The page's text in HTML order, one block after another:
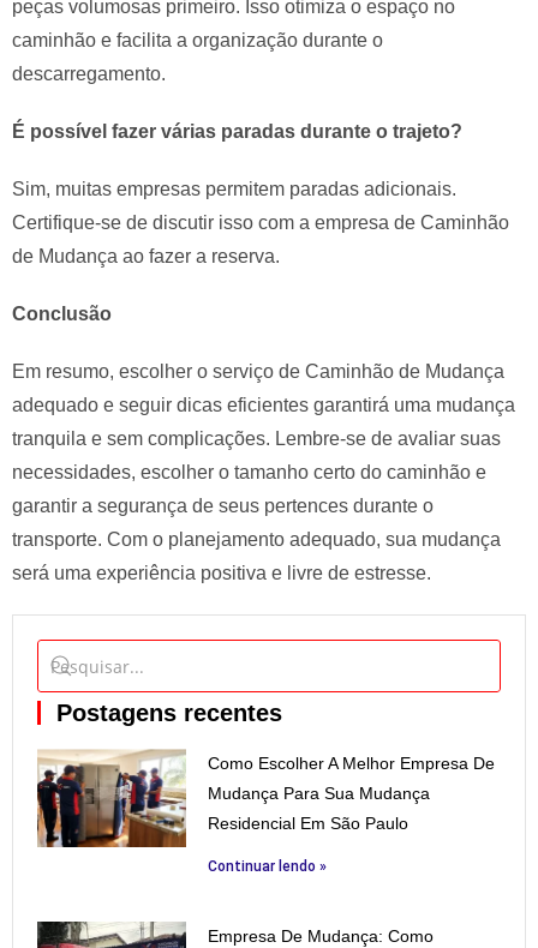
peças volumosas primeiro. Isso otimiza o espaço no
caminhão e facilita a organização durante o
descarregamento.
É possível fazer várias paradas durante o trajeto?
Sim, muitas empresas permitem paradas adicionais.
Certifique-se de discutir isso com a empresa de Caminhão
de Mudança ao fazer a reserva.
Conclusão
Em resumo, escolher o serviço de Caminhão de Mudança
adequado e seguir dicas eficientes garantirá uma mudança
tranquila e sem complicações. Lembre-se de avaliar suas
necessidades, escolher o tamanho certo do caminhão e
garantir a segurança de seus pertences durante o
transporte. Com o planejamento adequado, sua mudança
será uma experiência positiva e livre de estresse.
Postagens recentes
Como Escolher A Melhor Empresa De
Mudança Para Sua Mudança
Residencial Em São Paulo
Continuar lendo »
Empresa De Mudança: Como